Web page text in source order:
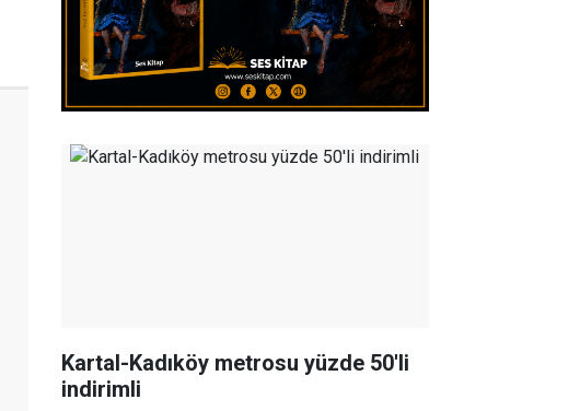
Kartal-Kadıköy metrosu yüzde 50'li
indirimli